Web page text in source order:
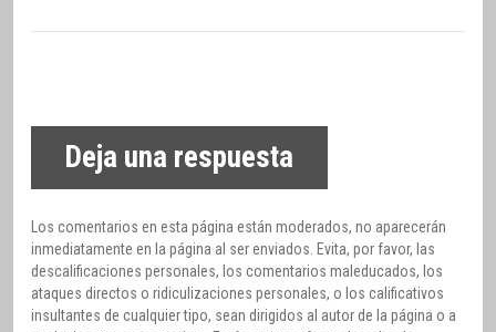
Deja una respuesta
Los comentarios en esta página están moderados, no aparecerán
inmediatamente en la página al ser enviados. Evita, por favor, las
descalificaciones personales, los comentarios maleducados, los
ataques directos o ridiculizaciones personales, o los calificativos
insultantes de cualquier tipo, sean dirigidos al autor de la página o a